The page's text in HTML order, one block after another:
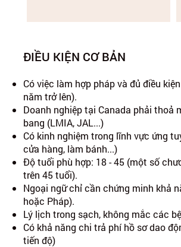
ĐIỀU KIỆN CƠ BẢN
Có việc làm hợp pháp và đủ điều
năm trở lên).
Doanh nghiệp tại Canada phải thoả
bang (LMIA, JAL...)
Có kinh nghiệm trong lĩnh vực ứng
cửa hàng, làm bánh...)
Độ tuổi phù hợp: 18 - 45 (một số
trên 45 tuổi).
Ngoại ngữ chỉ cần chứng minh khả
hoặc Pháp).
Lý lịch trong sạch, không mắc các
Có khả năng chi trả phí hồ sơ dao
tiến độ)